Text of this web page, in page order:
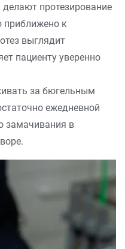
протезирование
приближено к
выглядит
пациенту уверенно
за бюгельным
ежедневной
замачивания в